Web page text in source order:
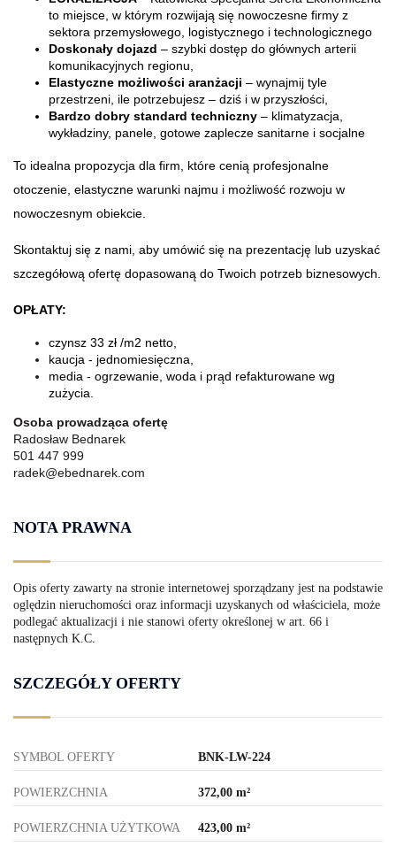
to miejsce, w którym rozwijają się nowoczesne firmy z
sektora przemysłowego, logistycznego i technologicznego
Doskonały dojazd – szybki dostęp do głównych arterii
komunikacyjnych regionu,
Elastyczne możliwości aranżacji – wynajmij tyle
przestrzeni, ile potrzebujesz – dziś i w przyszłości,
Bardzo dobry standard techniczny – klimatyzacja,
wykładziny, panele, gotowe zaplecze sanitarne i socjalne
To idealna propozycja dla firm, które cenią profesjonalne
otoczenie, elastyczne warunki najmu i możliwość rozwoju w
nowoczesnym obiekcie.
Skontaktuj się z nami, aby umówić się na prezentację lub uzyskać
szczegółową ofertę dopasowaną do Twoich potrzeb biznesowych.
OPŁATY:
czynsz 33 zł /m2 netto,
kaucja - jednomiesięczna,
media - ogrzewanie, woda i prąd refakturowane wg
zużycia.
Osoba prowadząca ofertę
Radosław Bednarek
501 447 999
radek@ebednarek.com
NOTA PRAWNA
Opis oferty zawarty na stronie internetowej sporządzany jest na podstawie
oględzin nieruchomości oraz informacji uzyskanych od właściciela, może
podlegać aktualizacji i nie stanowi oferty określonej w art. 66 i
następnych K.C.
SZCZEGÓŁY OFERTY
SYMBOL OFERTY BNK-LW-224
POWIERZCHNIA 372,00 m²
POWIERZCHNIA UŻYTKOWA 423,00 m²